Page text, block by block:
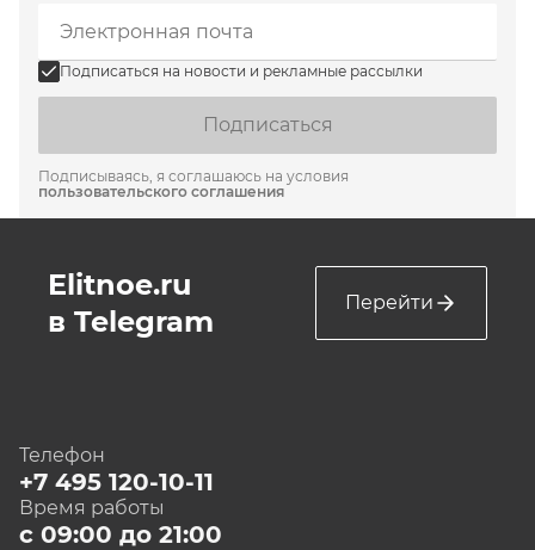
Подписаться на новости и рекламные рассылки
Подписаться
Подписываясь, я соглашаюсь на условия
пользовательского соглашения
Elitnoe.ru
в Telegram
Перейти
Телефон
+7 495 120-10-11
Время работы
с 09:00 до 21:00